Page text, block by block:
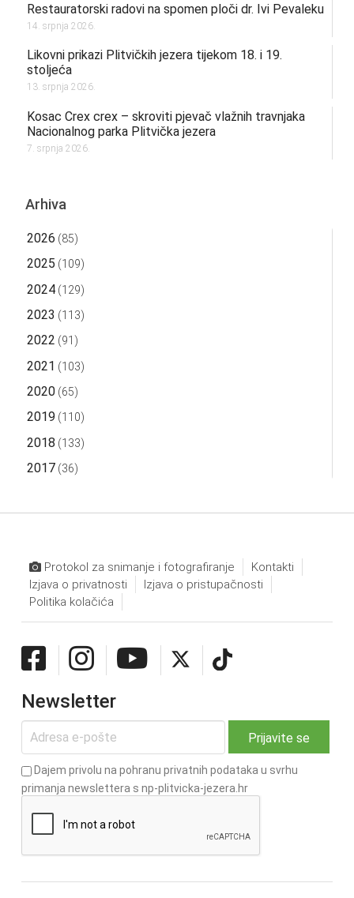
Restauratorski radovi na spomen ploči dr. Ivi Pevaleku
14. srpnja 2026.
Likovni prikazi Plitvičkih jezera tijekom 18. i 19.
stoljeća
13. srpnja 2026.
Kosac Crex crex – skroviti pjevač vlažnih travnjaka
Nacionalnog parka Plitvička jezera
7. srpnja 2026.
Arhiva
2026 (85)
2025 (109)
2024(129)
2023 (113)
2022 (91)
2021 (103)
2020(65)
2019 (110)
2018 (133)
2017(36)
Protokol za snimanje i fotografiranje
Kontakti
Izjava o privatnosti
Izjava o pristupačnosti
Politika kolačića
Newsletter
Dajem privolu na pohranu privatnih podataka u svrhu
primanja newslettera s np-plitvicka-jezera.hr